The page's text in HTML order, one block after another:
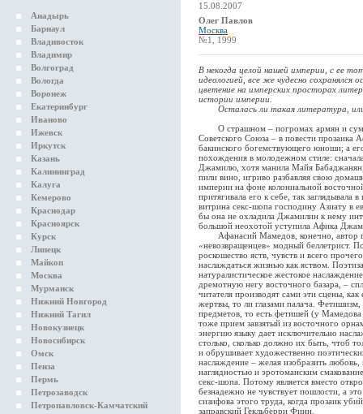
Анадырь
Барнаул
Владивосток
Владимир
Волгоград
Вологда
Воронеж
Екатеринбург
Иваново
Ижевск
Иркутск
Казань
Калининград
Калуга
Кемерово
Краснодар
Красноярск
Курск
Липецк
Майкоп
Москва
Мурманск
Нижний Новгород
Нижний Тагил
Новокузнецк
Новосибирск
Омск
Пенза
Пермь
Петрозаводск
Петропавловск-Камчатский
15.08.2007
Олег Павлов
Москва
№1, 1999
В некогда целой нашей империи, с ее
идеологией, все же чудесно
цветение на имперских просторах
истории империи.
Осталась ли такая литература,
О страшном – погромах армян и
Советского Союза – в повести прозаика
бакинского богемствующего юноши; а
похождения в молодежном стиле:
Джамилю, хотя манила Майя
пили вино, игриво разбавляя свою
империи на фоне колониальной
притягивала его к себе, так заглядывала
витрина секс-шопа господину Азиату в
бы она не охладила Джамилин к нему
большой неохотой уступила Афика
Афанасий Мамедов, конечно, автор
«невозвращенцев» модный беллетрист.
роскошество яств, чувств и всего
наслаждаться жизнью как яством.
натуралистическое жестокое
дремотную негу восточного базара, –
читателя производят сами эти сцены, как
жертвы, то ли глазами палача. Фетишизм,
предметов, то есть фетишей (у
тоже прием завзятый из восточного
энергию языку дает исключительно
столько, сколько должно их быть, чтоб
и обрушивает художественно
наслаждение – желая изобразить
наглядностью и эротоманским
секс-шопа. Потому является вместо
безнадежно не чувствует пошлости, а
сизифова этого труда, когда прозаик
заправский Гекльберри Финн.